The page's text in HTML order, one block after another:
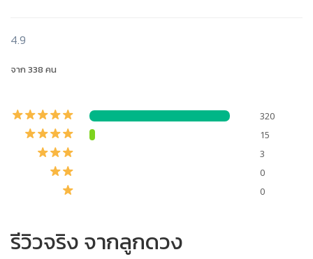
4.9
จาก 338 คน
320
15
3
0
0
รีวิวจริง จากลูกดวง